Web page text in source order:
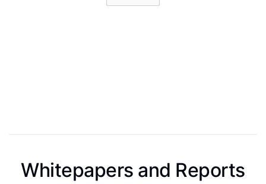
Whitepapers and Reports